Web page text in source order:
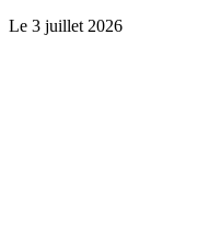
Le 3 juillet 2026